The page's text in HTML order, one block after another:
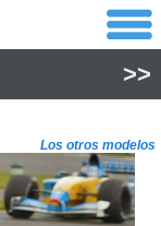
>>
Los otros modelos